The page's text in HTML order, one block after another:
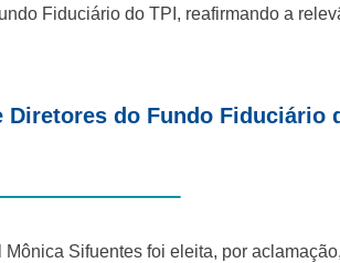
Fiduciário do TPI, reafirmando a
do Fundo Fiduciário
Sifuentes foi eleita, por